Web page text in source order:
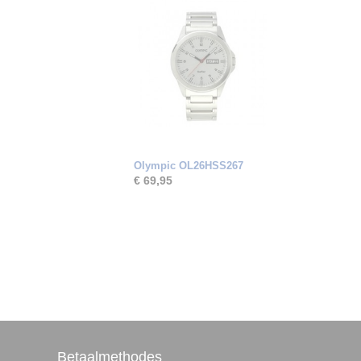
Olympic OL26HSS267
€ 69,95
Betaalmethodes